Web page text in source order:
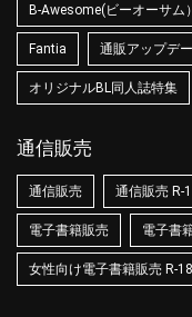
B-Awesome(ビーオーサム
Fantia 通販アップデ
オリジナルBL同人誌特集
通信販売
通信販売 通信販売 R-
電子書籍販売 電子書
女性向け電子書籍販売 R-18